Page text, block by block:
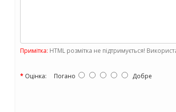
Примітка: HTML розмітка не підтримується!
Оцінка: Погано Добре